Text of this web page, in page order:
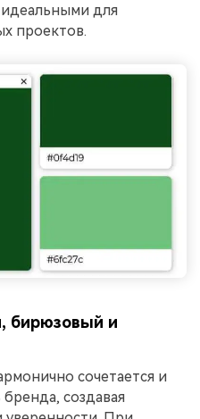
идеальными для
проектов.
бирюзовый и
сочетается и
создавая